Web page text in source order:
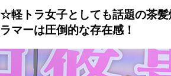
☆軽トラ女子としても話題の茶
ラマーは圧倒的な存在感！